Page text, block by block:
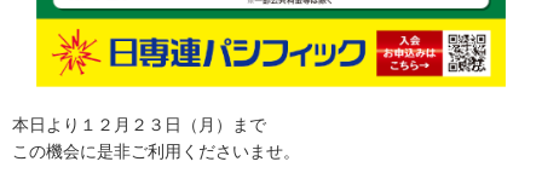
本日より１２月２３日（月）まで
この機会に是非ご利用くださいませ。